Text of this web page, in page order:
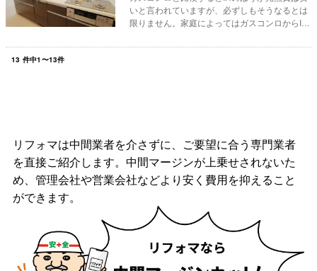
いと言われていますが、必ずしもそうなるとは
限りません。家庭によってはガスコンロからIH
13 件中1 〜13件
リフォマは中間業者を介さずに、ご要望に合う専門業者
を直接ご紹介します。中間マージンが上乗せされないた
め、管理会社や営業会社などより安く費用を抑えること
ができます。